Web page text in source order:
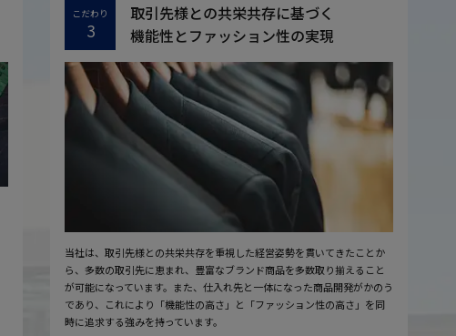
こだわり
3
取引先様との共栄共存に基づく
機能性とファッション性の実現
当社は、取引先様との共栄共存を重視した経営姿勢を貫いてきたことか
ら、多数の取引先に恵まれ、豊富なブランド商品を多数取り揃えること
が可能になっています。また、仕入れ先と一体になった商品開発がかのう
であり、これにより「機能性の高さ」と「ファッション性の高さ」を同
時に追求する強みを持っています。